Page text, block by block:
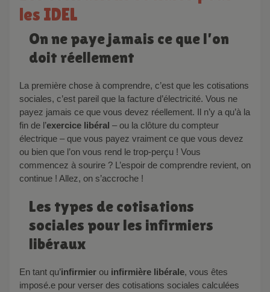
les IDEL
On ne paye jamais ce que l’on
doit réellement
La première chose à comprendre, c’est que les cotisations
sociales, c’est pareil que la facture d’électricité. Vous ne
payez jamais ce que vous devez réellement. Il n’y a qu’à la
fin de l’exercice libéral – ou la clôture du compteur
électrique – que vous payez vraiment ce que vous devez
ou bien que l’on vous rend le trop-perçu ! Vous
commencez à sourire ? L’espoir de comprendre revient, on
continue ! Allez, on s’accroche !
Les types de cotisations
sociales pour les infirmiers
libéraux
En tant qu’infirmier ou infirmière libérale, vous êtes
imposé.e pour verser des cotisations sociales calculées